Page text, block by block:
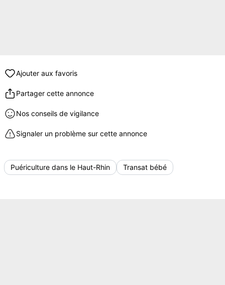
Ajouter aux favoris
Partager cette annonce
Nos conseils de vigilance
Signaler un problème sur cette annonce
Puériculture dans le Haut-Rhin Transat bébé